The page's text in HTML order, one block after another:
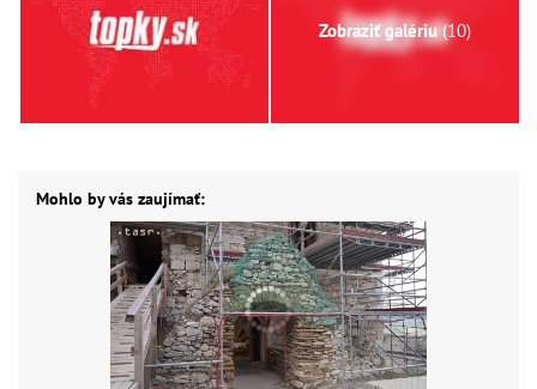
Zobraziť galériu(10)
Mohlo by vás zaujímať: